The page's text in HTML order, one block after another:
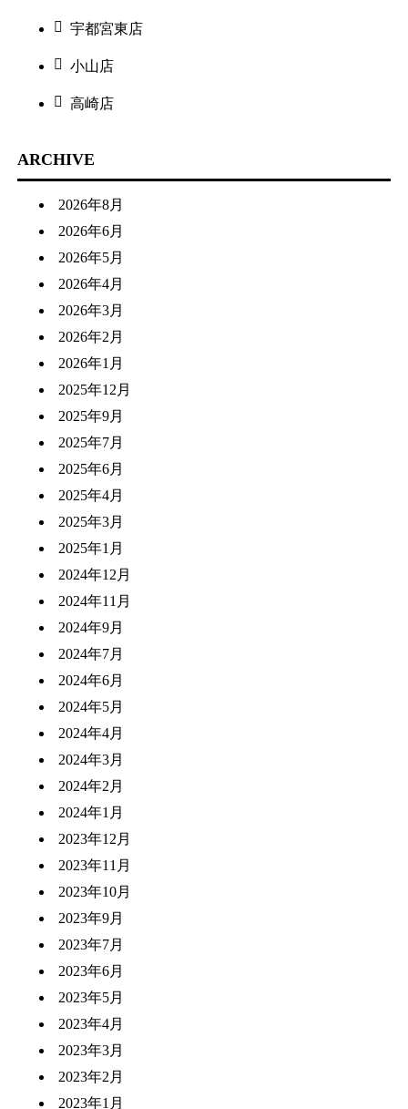
宇都宮東店
小山店
高崎店
ARCHIVE
2026年8月
2026年6月
2026年5月
2026年4月
2026年3月
2026年2月
2026年1月
2025年12月
2025年9月
2025年7月
2025年6月
2025年4月
2025年3月
2025年1月
2024年12月
2024年11月
2024年9月
2024年7月
2024年6月
2024年5月
2024年4月
2024年3月
2024年2月
2024年1月
2023年12月
2023年11月
2023年10月
2023年9月
2023年7月
2023年6月
2023年5月
2023年4月
2023年3月
2023年2月
2023年1月